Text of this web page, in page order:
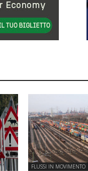
FLUSSI IN MOVIMENTO